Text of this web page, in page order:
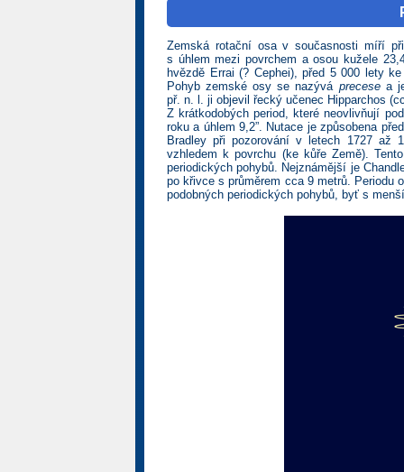
Zemská rotační osa v současnosti míří
s úhlem mezi povrchem a osou kužele
hvězdě Errai (? Cephei), před 5 000 lety
Pohyb zemské osy se nazývá precesea je
př. n. l. ji objevil řecký učenec Hipparchos
Z krátkodobých period, které neovlivňují
roku a úhlem 9,2”. Nutace je způsobena
Bradley při pozorování v letech 1727 až
vzhledem k povrchu (ke kůře Země).
periodických pohybů. Nejznámější je
po křivce s průměrem cca 9 metrů. Periodu
podobných periodických pohybů, byť s